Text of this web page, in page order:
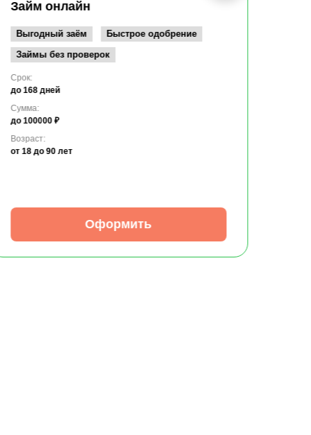
Займ онлайн
Выгодный заём
Быстрое одобрение
Займы без проверок
Срок:
до 168 дней
Сумма:
до 100000 ₽
Возраст:
от 18 до 90 лет
Оформить